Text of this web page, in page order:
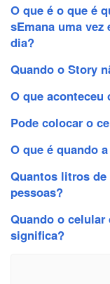
O que é o que é
sEmana uma vez
dia?
Quando o Story
O que
Pode colocar o
O que é quando
Quantos litros de
pessoas?
Quando o celular
significa?